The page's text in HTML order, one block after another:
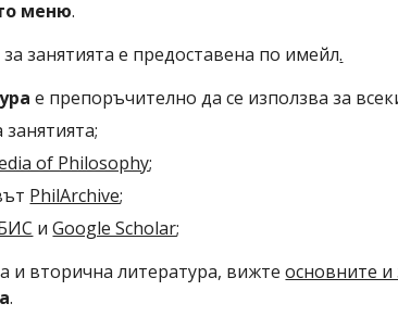
меню.
за занятията е предоставена по имейл.
е препоръчително да се използва за
of Philosophy;
PhilArchive;
и Google Scholar;
и вторична литература, вижте основните
.